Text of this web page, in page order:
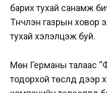
барих тухай санамж
Түүнчлэн газрын
тухай хэлэлцэж буй.
Мөн Германы талаас
тодорхой төслүүд дээр